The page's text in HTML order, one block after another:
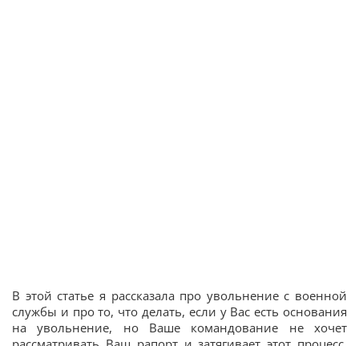
В этой статье я рассказала про увольнение с военной
службы и про то, что делать, если у Вас есть основания
на увольнение, но Ваше командование не хочет